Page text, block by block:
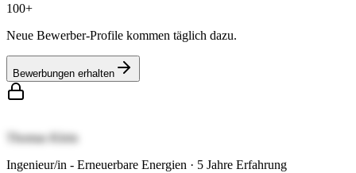
100+
Neue Bewerber-Profile kommen täglich dazu.
Bewerbungen erhalten
Thomas Klein
Ingenieur/in - Erneuerbare Energien · 5 Jahre Erfahrung